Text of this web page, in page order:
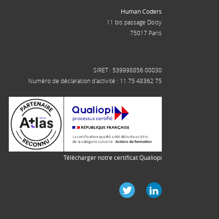
Human Coders
11 bis passage Doisy
75017 Paris
SIRET : 539998856 00030
Numéro de déclaration d'activité : 11 75 48362 75
Télécharger notre certificat Qualiopi